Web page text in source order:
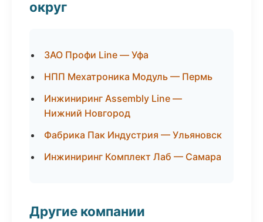
округ
ЗАО Профи Line — Уфа
НПП Мехатроника Модуль — Пермь
Инжиниринг Assembly Line —
Нижний Новгород
Фабрика Пак Индустрия — Ульяновск
Инжиниринг Комплект Лаб — Самара
Другие компании